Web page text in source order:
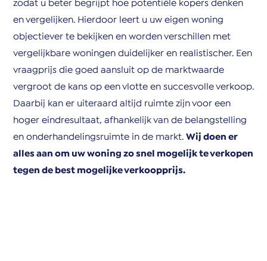
zodat u beter begrijpt hoe potentiële kopers denken
en vergelijken. Hierdoor leert u uw eigen woning
objectiever te bekijken en worden verschillen met
vergelijkbare woningen duidelijker en realistischer. Een
vraagprijs die goed aansluit op de marktwaarde
vergroot de kans op een vlotte en succesvolle verkoop.
Daarbij kan er uiteraard altijd ruimte zijn voor een
hoger eindresultaat, afhankelijk van de belangstelling
en onderhandelingsruimte in de markt. Wij doen er
alles aan om uw woning zo snel mogelijk te verkopen
tegen de best mogelijke verkoopprijs.